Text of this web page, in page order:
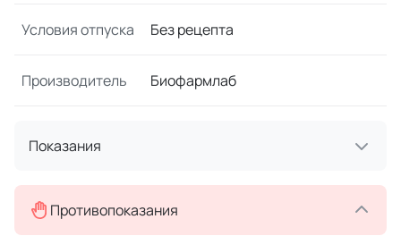
Условия отпуска Без рецепта
Производитель Биофармлаб
Показания
Противопоказания